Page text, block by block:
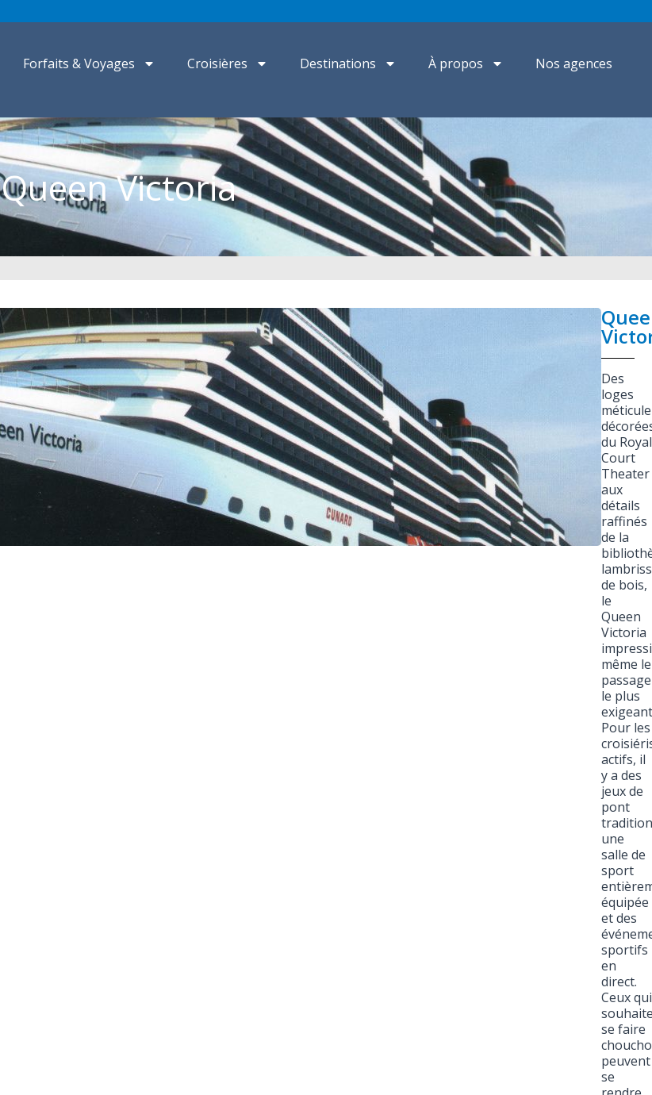
Forfaits & Voyages Croisières Destinations À propos Nos agences
Queen Victoria
Des
loges
du Royal
Court
Theater
aux
détails
raffinés
de la
de bois,
le
Queen
Victoria
même le
le plus
Pour les
actifs, il
y a des
jeux de
pont
une
salle de
sport
équipée
et des
sportifs
en
direct.
Ceux qui
se faire
peuvent
se